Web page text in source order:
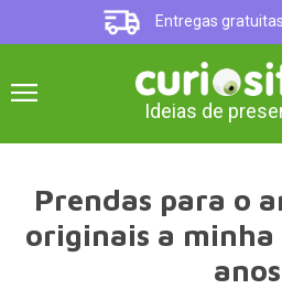
Entregas
Ideias de
Prendas para o
originais a minha
anos